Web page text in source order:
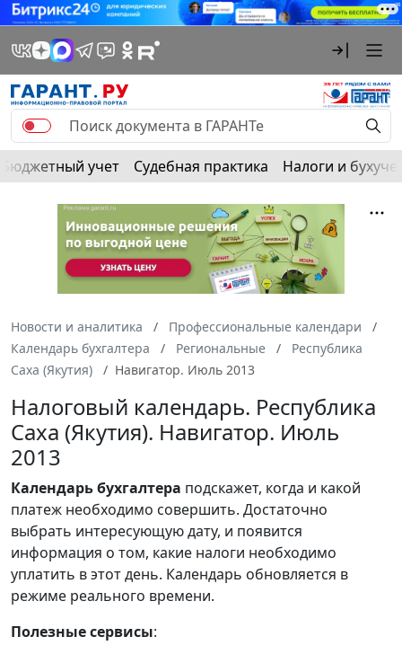
Бюджетный учет Судебная практика Налоги и
Новости и аналитика
Профессиональные календари
Календарь бухгалтера
Региональные
Республика
Саха (Якутия)
Навигатор. Июль 2013
Налоговый календарь. Республика
Саха (Якутия). Навигатор. Июль
2013
Календарьбухгалтера подскажет, когда и какой
платеж необходимо совершить. Достаточно
выбрать интересующую дату, и появится
информация о том, какие налоги необходимо
уплатить в этот день. Календарь обновляется в
режиме реального времени.
Полезные сервисы: